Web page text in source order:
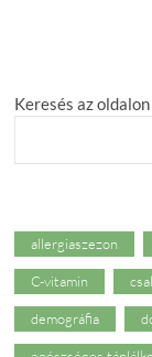
Keresés az oldalon
allergiaszezon
C-vitamin
demográfia